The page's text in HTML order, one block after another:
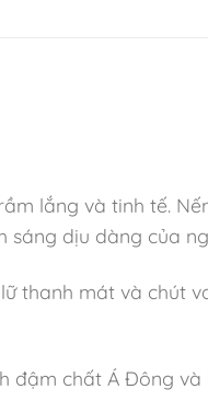
lắng và tinh tế.
dịu dàng của
thanh mát và chút
chất Á Đông